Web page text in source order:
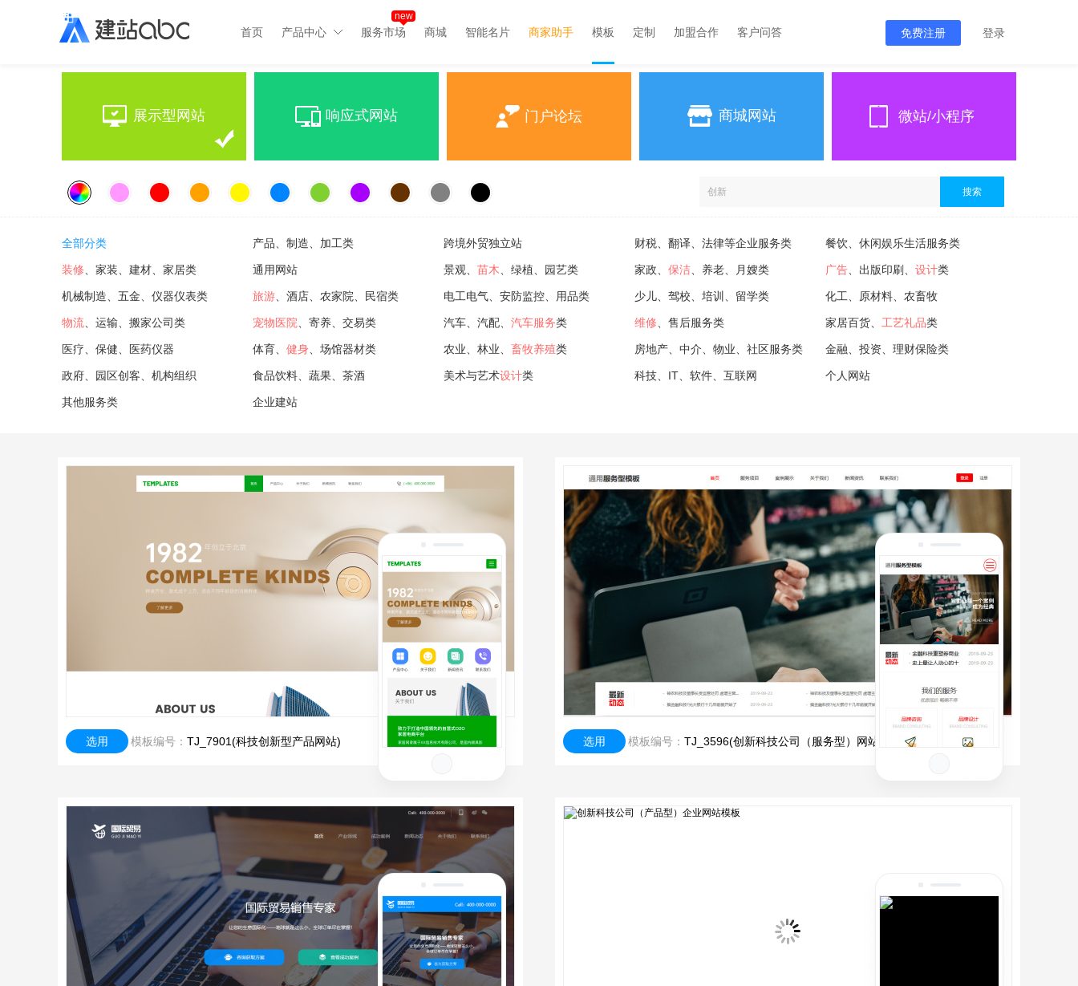
首页 产品中心 服务市场
new
商城 智能名片 商家助手 模板 定制 加盟合作 客户问答 免费注册 登录
展示型网站 响应式网站 门户论坛 商城网站 微站/小程序
搜索
全部分类 产品、制造、加工类 跨境外贸独立站 财税、翻译、法律等企业服务类 餐饮、休闲娱乐生活服务类
装修 、家装、建材、家居类 通用网站 景观、 苗木 、绿植、园艺类 家政、 保洁 、养老、月嫂类 广告 、出版印刷、 设计类
机械制造、五金、仪器仪表类 旅游 、酒店、农家院、民宿类 电工电气、安防监控、用品类 少儿、驾校、培训、留学类 化工、原材料、农畜牧
物流 、运输、搬家公司类 宠物医院 、寄养、交易类 汽车、汽配、 汽车服务类 维修 、售后服务类 家居百货、 工艺礼品类
医疗、保健、医药仪器 体育、 健身 、场馆器材类 农业、林业、 畜牧养殖类 房地产、中介、物业、社区服务类 金融、投资、理财保险类
政府、园区创客、机构组织 食品饮料、蔬果、茶酒 美术与艺术设计类 科技、IT、软件、互联网 个人网站
其他服务类 企业建站
选用 模板编号： TJ_7901(科技创新型产品网站) 选用 模板编号： TJ_3596(创新科技公司（服务型）网站模板)